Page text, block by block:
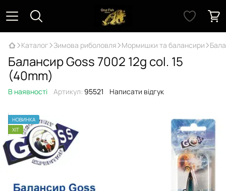
Каталог Зимова риболовля Мормишки та балансири
Балансир Goss 7002 12g col. 15
(40mm)
В наявності Артикул: 95521 Написати відгук
НОВИНКА
ХІТ